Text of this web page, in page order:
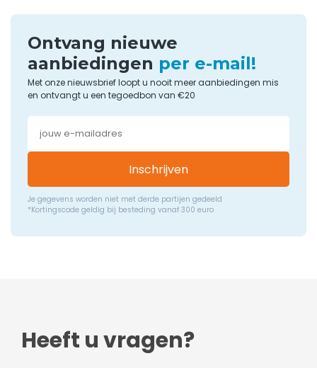
Ontvang nieuwe
aanbiedingen per e-mail!
Met onze nieuwsbrief loopt u nooit meer aanbiedingen mis
en ontvangt u een tegoedbon van €20
Inschrijven
Je gegevens worden niet met derde partijen gedeeld
*Kortingscode geldig bij besteding vanaf 300 euro
Heeft u vragen?